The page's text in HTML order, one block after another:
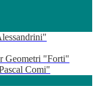
Geometri "Forti"
Comi"